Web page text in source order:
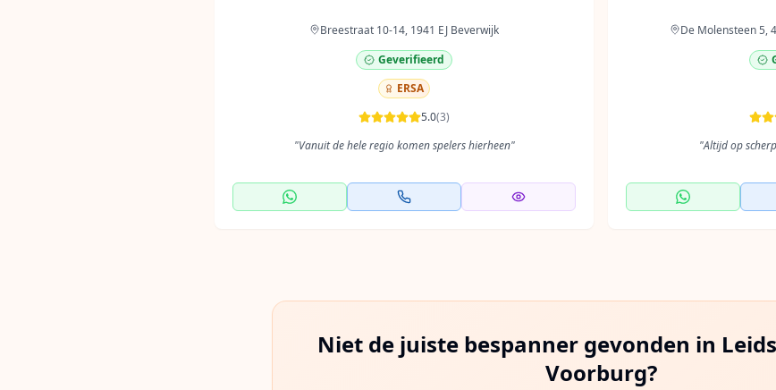
Breestraat 10-14, 1941 EJ Beverwijk
Geverifieerd
ERSA
5.0(3)
"Vanuit de hele regio komen spelers hierheen"
De Molensteen 5,
"Altijd op
Niet de juiste bespanner gevonden in
Voorburg?